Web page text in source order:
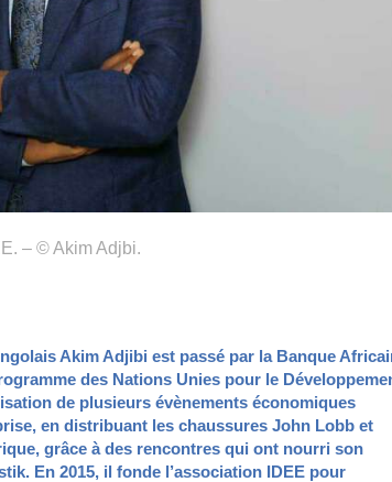
– © Akim Adjbi.
Akim Adjibi est passé par la Banque
des Nations Unies pour le
de plusieurs évènements économiques
en distribuant les chaussures John Lobb et
grâce à des rencontres qui ont nourri son
En 2015, il fonde l’association IDEE pour